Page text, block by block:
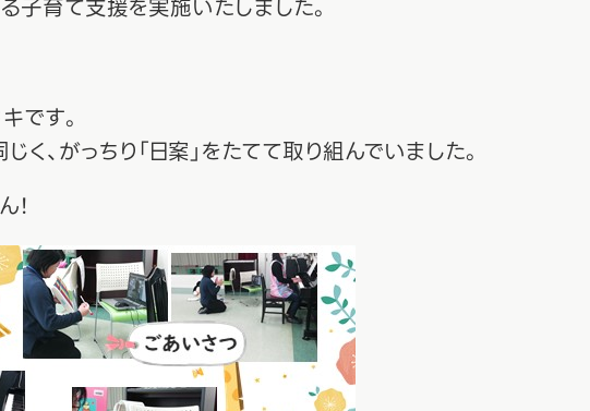
子育て支援を実施いたしました。
です。
く、がっちり「日案」をたてて取り組んでいました。
！